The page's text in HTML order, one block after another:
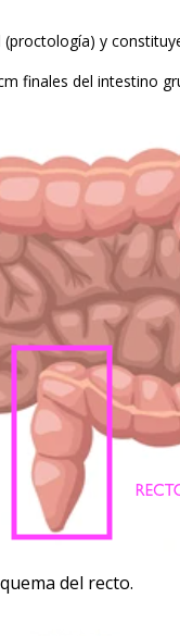
y
finales del intestino
del recto.